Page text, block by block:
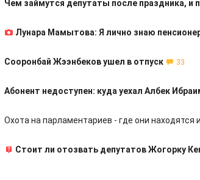
Чем займутся депутаты после праздника, и
Лунара Мамытова: Я лично знаю
Сооронбай Жээнбеков ушел в отпуск 33
Абонент недоступен: куда уехал Албек
Охота на парламентариев - где они находятся
Стоит ли отозвать депутатов Жогорку